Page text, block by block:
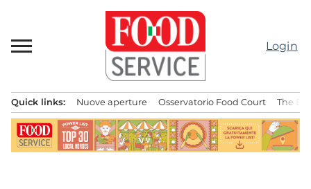
contenuto
Login
principale
Quick links: Nuove aperture Osservatorio Food Court The